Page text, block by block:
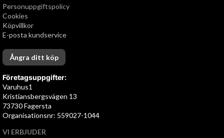
Personuppgiftspolicy
Cookies
Köpvillkor
E-posta kundservice
Ångra ditt köp
Företagsuppgifter:
Varuhus1
Kristiansbergsvägen 13
73730 Fagersta
Organisationsnr: 559027-1044
VI ERBJUDER